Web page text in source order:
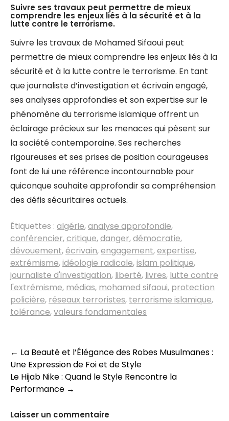
Suivre ses travaux peut permettre de mieux
comprendre les enjeux liés à la sécurité et à la
lutte contre le terrorisme.
Suivre les travaux de Mohamed Sifaoui peut
permettre de mieux comprendre les enjeux liés à la
sécurité et à la lutte contre le terrorisme. En tant
que journaliste d’investigation et écrivain engagé,
ses analyses approfondies et son expertise sur le
phénomène du terrorisme islamique offrent un
éclairage précieux sur les menaces qui pèsent sur
la société contemporaine. Ses recherches
rigoureuses et ses prises de position courageuses
font de lui une référence incontournable pour
quiconque souhaite approfondir sa compréhension
des défis sécuritaires actuels.
Étiquettes : algérie,analyse approfondie,
conférencier,critique,danger,démocratie,
dévouement,écrivain,engagement,expertise,
extrémisme,idéologie radicale,islam politique,
journaliste d'investigation, liberté, livres, lutte contre
l'extrémisme, médias, mohamed sifaoui, protection
policière, réseaux terroristes, terrorisme islamique,
tolérance,valeurs fondamentales
Navigation
des
articles
← La Beauté et l’Élégance des Robes Musulmanes :
Une Expression de Foi et de Style
Le Hijab Nike : Quand le Style Rencontre la
Performance →
Laisser un commentaire